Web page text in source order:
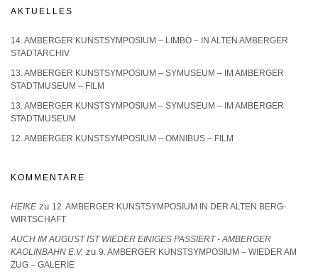
AKTUELLES
14. AMBERGER KUNSTSYMPOSIUM – LIMBO – IN ALTEN AMBERGER
STADTARCHIV
13. AMBERGER KUNSTSYMPOSIUM – SYMUSEUM – IM AMBERGER
STADTMUSEUM – FILM
13. AMBERGER KUNSTSYMPOSIUM – SYMUSEUM – IM AMBERGER
STADTMUSEUM
12. AMBERGER KUNSTSYMPOSIUM – OMNIBUS – FILM
KOMMENTARE
HEIKE zu 12. AMBERGER KUNSTSYMPOSIUM IN DER ALTEN BERG-
WIRTSCHAFT
AUCH IM AUGUST IST WIEDER EINIGES PASSIERT - AMBERGER
KAOLINBAHN E.V. zu 9. AMBERGER KUNSTSYMPOSIUM – WIEDER AM
ZUG – GALERIE